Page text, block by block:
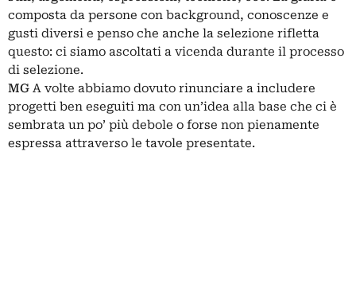
composta da persone con background, conoscenze e
gusti diversi e penso che anche la selezione rifletta
questo: ci siamo ascoltati a vicenda durante il processo
di selezione.
MG A volte abbiamo dovuto rinunciare a includere
progetti ben eseguiti ma con un’idea alla base che ci è
sembrata un po’ più debole o forse non pienamente
espressa attraverso le tavole presentate.